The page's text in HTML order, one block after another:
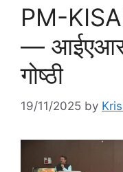
PM-
—
गोष्ठी
19/11/2025 by